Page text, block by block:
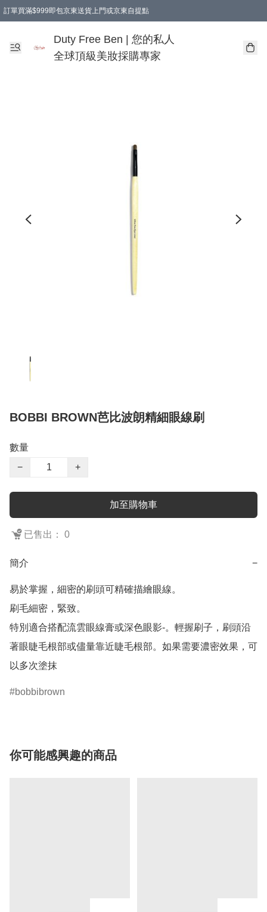
訂單買滿$999即包京東送貨上門或京東自提點
Duty Free Ben | 您的私人
全球頂級美妝採購專家
BOBBI BROWN芭比波朗精細眼線刷
數量
−
+
加至購物車
已售出： 0
簡介 −
易於掌握，細密的刷頭可精確描繪眼線。
刷毛細密，緊致。
特別適合搭配流雲眼線膏或深色眼影-。輕握刷子，刷頭沿
著眼睫毛根部或儘量靠近睫毛根部。如果需要濃密效果，可
以多次塗抹
bobbibrown
你可能感興趣的商品